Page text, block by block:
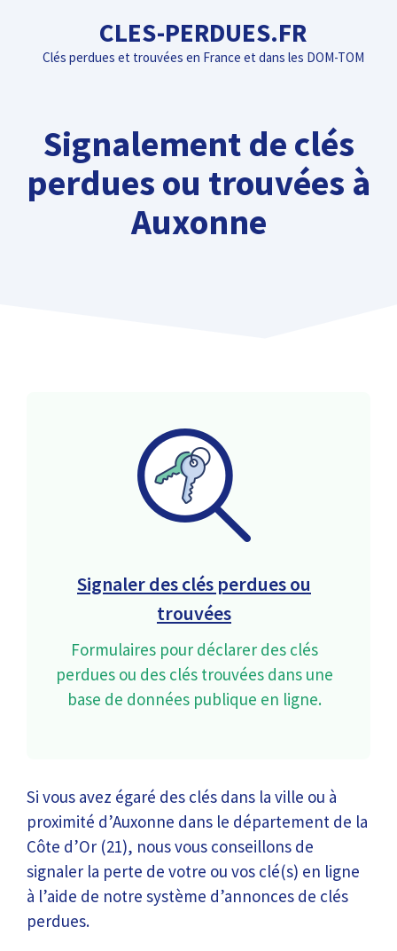
contenu
CLES-PERDUES.FR
Clés perdues et trouvées en France et dans les DOM-TOM
Signalement de clés
perdues ou trouvées à
Auxonne
Signaler des clés perdues ou
trouvées
Formulaires pour déclarer des clés
perdues ou des clés trouvées dans une
base de données publique en ligne.
Si vous avez égaré des clés dans la ville ou à
proximité d’Auxonne dans le département de la
Côte d’Or (21), nous vous conseillons de
signaler la perte de votre ou vos clé(s) en ligne
à l’aide de notre système d’annonces de clés
perdues.